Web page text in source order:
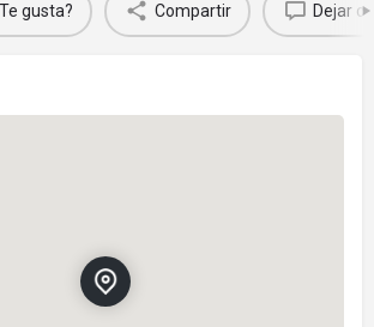
gusta? Compartir Dejar